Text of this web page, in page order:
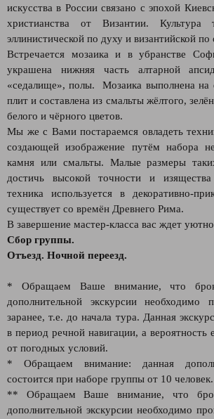
искусства в России связано с эпохой
христианства от Византии.
эллинистической по духу и византийской
Встречается мозаика и в убранстве
украшена нижняя часть алтарной
«седалище», полы. Мозаика выполнена на
плит и составлена из смальты жёлтого,
белого и чёрного цветов.
Мы же с Вами постараемся овладеть
создающей изображение путём набора
камня или смальты. Малые размеры
достичь высокой точности и
техника используется в декоративно-
существует со времён Древнего Рима.
В завершение мастер-класса вас ждет
Сбор группы.
Отъезд. Ночной переезд.
* Обращаем Ваше внимание, что
дополнительной экскурсии необходимо
заранее, т.е. до начала тура. Данная
в период речной навигации, а вероятность
от погодных условий.
* Обращаем внимание: данная
состоится при наборе группы от 10 человек.
** Обращаем Ваше внимание, что
дополнительной экскурсии необходимо